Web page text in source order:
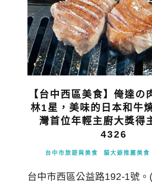
【台中西區美食】俺達の
林1星，美味的日本和牛
灣首位年輕主廚大獎得
4326
台中市旅遊與美食 貓大爺推薦美食
台中市西區公益路192-1號